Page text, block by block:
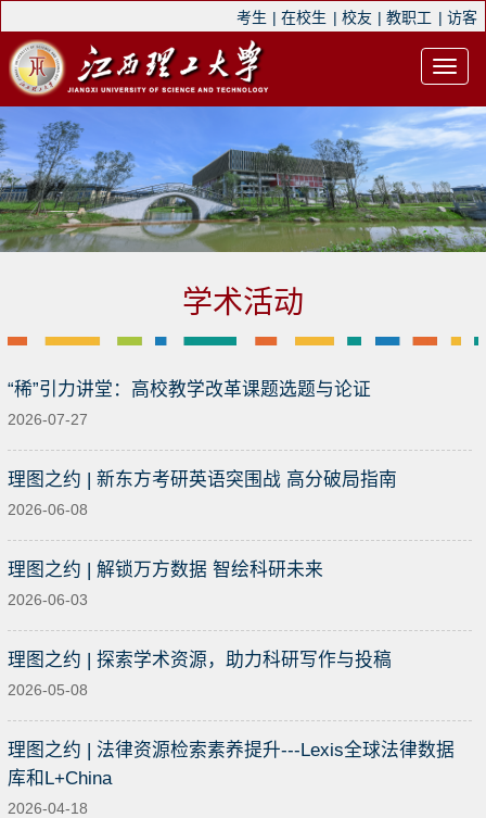
考生 | 在校生 | 校友 | 教职工 | 访客
学术活动
“稀”引力讲堂：高校教学改革课题选题与论证
2026-07-27
理图之约 | 新东方考研英语突围战 高分破局指南
2026-06-08
理图之约 | 解锁万方数据 智绘科研未来
2026-06-03
理图之约 | 探索学术资源，助力科研写作与投稿
2026-05-08
理图之约 | 法律资源检索素养提升---Lexis全球法律数据
库和L+China
2026-04-18